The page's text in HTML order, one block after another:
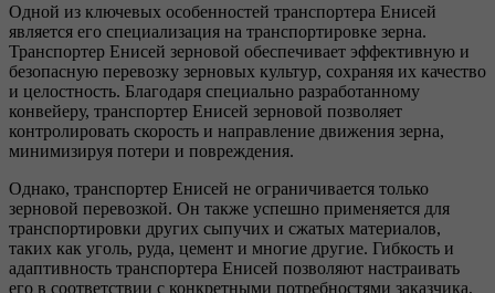
Одной из ключевых особенностей транспортера Енисей
является его специализация на транспортировке зерна.
Транспортер Енисей зерновой обеспечивает эффективную и
безопасную перевозку зерновых культур, сохраняя их качество
и целостность. Благодаря специально разработанному
конвейеру, транспортер Енисей зерновой позволяет
контролировать скорость и направление движения зерна,
минимизируя потери и повреждения.
Однако, транспортер Енисей не ограничивается только
зерновой перевозкой. Он также успешно применяется для
транспортировки других сыпучих и сжатых материалов,
таких как уголь, руда, цемент и многие другие. Гибкость и
адаптивность транспортера Енисей позволяют настраивать
его в соответствии с конкретными потребностями заказчика,